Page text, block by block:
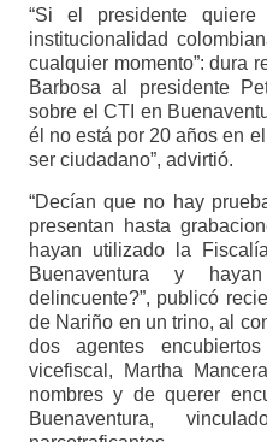
“Si el presidente
institucionalidad
cualquier momento”: dura
Barbosa al presidente
sobre el CTI en
él no está por 20 años en
ser ciudadano”, advirtió.
“Decían que no hay
presentan hasta
hayan utilizado la
Buenaventura y
delincuente?”, publicó
de Nariño en un trino, al
dos agentes
vicefiscal, Martha
nombres y de querer
Buenaventura,